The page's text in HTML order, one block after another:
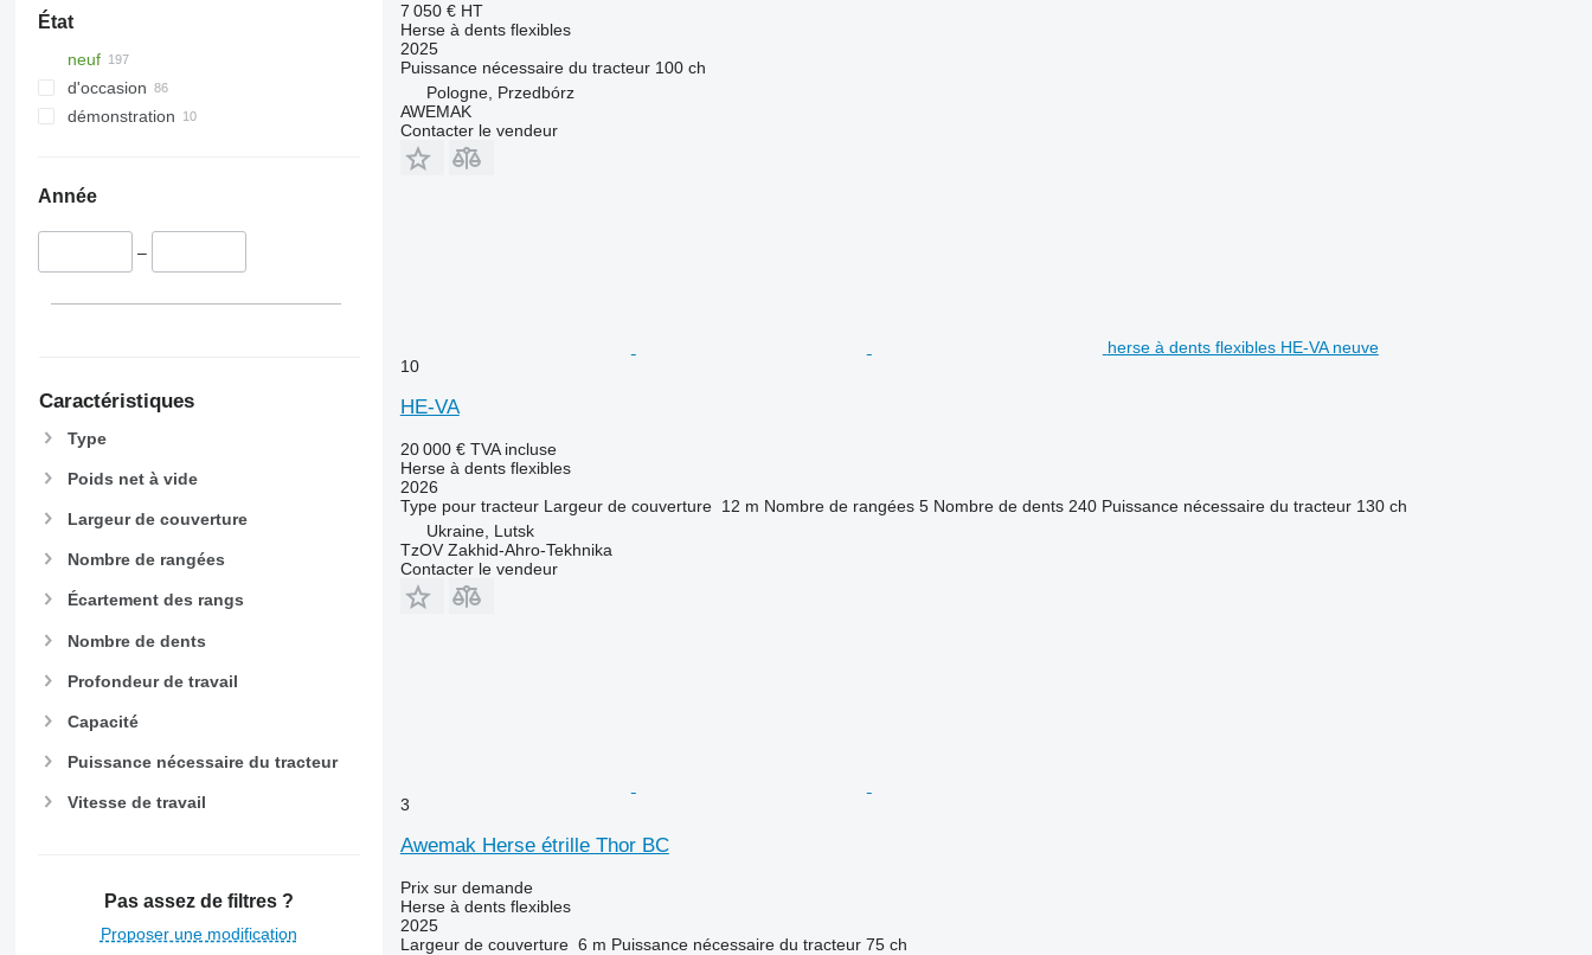
État
neuf
d'occasion
démonstration
Année
–
Caractéristiques
Type
Poids net à vide
Largeur de couverture
Nombre de rangées
Écartement des rangs
Nombre de dents
Profondeur de travail
Capacité
Puissance nécessaire du tracteur
Vitesse de travail
Pas assez de filtres ?
Proposer une modification
7 050 € HT
Herse à dents flexibles
2025
Puissance nécessaire du tracteur 100 ch
Pologne, Przedbórz
AWEMAK
Contacter le vendeur
herse à dents flexibles HE-VA neuve
10
HE-VA
20 000 € TVA incluse
Herse à dents flexibles
2026
Type pour tracteur Largeur de couverture 12 m Nombre de rangées 5 Nombre de dents 240 Puissance nécessaire du tracteur 130 ch
Ukraine, Lutsk
TzOV Zakhid-Ahro-Tekhnika
Contacter le vendeur
3
Awemak Herse étrille Thor BC
Prix sur demande
Herse à dents flexibles
2025
Largeur de couverture 6 m Puissance nécessaire du tracteur 75 ch